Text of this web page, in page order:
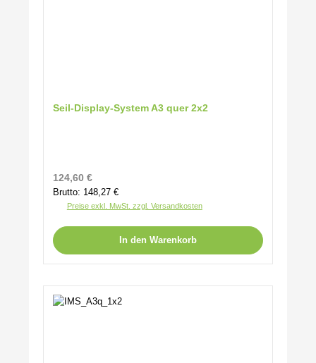
Seil-Display-System A3 quer 2x2
Regulärer Preis:
124,60 €
Brutto: 148,27 €
Preise exkl. MwSt. zzgl. Versandkosten
In den Warenkorb